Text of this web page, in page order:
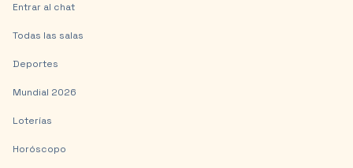
Entrar al chat
Todas las salas
Deportes
Mundial 2026
Loterías
Horóscopo